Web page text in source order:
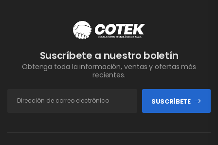
Suscríbete a nuestro boletín
Obtenga toda la información, ventas y ofertas más
recientes.
SUSCRÍBETE